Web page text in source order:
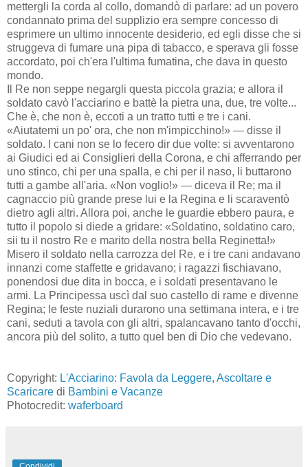
mettergli la corda al collo, domandò di parlare: ad un povero
condannato prima del supplizio era sempre concesso di
esprimere un ultimo innocente desiderio, ed egli disse che si
struggeva di fumare una pipa di tabacco, e sperava gli fosse
accordato, poi ch'era l'ultima fumatina, che dava in questo
mondo.
Il Re non seppe negargli questa piccola grazia; e allora il
soldato cavò l'acciarino e battè la pietra una, due, tre volte...
Che è, che non è, eccoti a un tratto tutti e tre i cani.
«Aiutatemi un po' ora, che non m'impicchino!» — disse il
soldato. I cani non se lo fecero dir due volte: si avventarono
ai Giudici ed ai Consiglieri della Corona, e chi afferrando per
uno stinco, chi per una spalla, e chi per il naso, li buttarono
tutti a gambe all'aria. «Non voglio!» — diceva il Re; ma il
cagnaccio più grande prese lui e la Regina e li scaraventò
dietro agli altri. Allora poi, anche le guardie ebbero paura, e
tutto il popolo si diede a gridare: «Soldatino, soldatino caro,
sii tu il nostro Re e marito della nostra bella Reginetta!»
Misero il soldato nella carrozza del Re, e i tre cani andavano
innanzi come staffette e gridavano; i ragazzi fischiavano,
ponendosi due dita in bocca, e i soldati presentavano le
armi. La Principessa uscì dal suo castello di rame e divenne
Regina; le feste nuziali durarono una settimana intera, e i tre
cani, seduti a tavola con gli altri, spalancavano tanto d'occhi,
ancora più del solito, a tutto quel ben di Dio che vedevano.
Copyright: L'Acciarino: Favola da Leggere, Ascoltare e
Scaricare di Bambini e Vacanze
Photocredit: waferboard